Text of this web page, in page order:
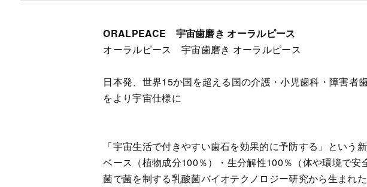
ORALPEACE 宇宙歯磨き オーラルピース
オーラルピース 宇宙歯磨き オーラルピース
日本発、世界15か国を超える国の介護・小児歯科・障害者
をより宇宙仕様に
「宇宙生活で付きやすい歯石を効果的に予防する」とい
ベース（植物成分100％）・生分解性100％（体や環境で
菌で菌を制する乳酸菌バイオテクノロジー研究から生まれ